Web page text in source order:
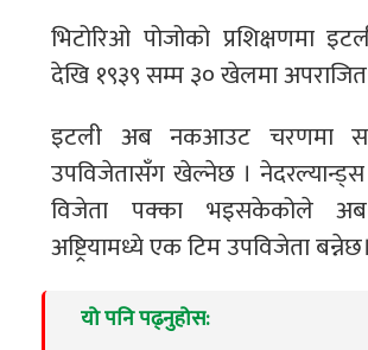
भिटोरिओ पोजोको प्रशिक्षणमा
देखि १९३९ सम्म ३० खेलमा अपराजित
इटली अब नकआउट चरणमा
उपविजेतासँग खेल्नेछ ।
विजेता पक्का भइसकेकोले
अष्ट्रियामध्ये एक टिम उपविजेता बन्नेछ।
यो पनि पढ्नुहोस: